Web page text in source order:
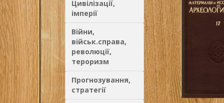
Цивілізації,
імперії
Війни,
військ.справа,
революції,
тероризм
Прогнозування,
стратегії